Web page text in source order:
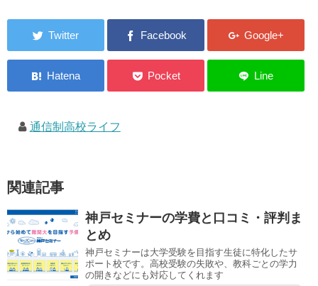
通信制高校ライフ
関連記事
神戸セミナーの学費と口コミ・評判ま
とめ
神戸セミナーは大学受験を目指す生徒に特化したサ
ポート校です。高校受験の失敗や、教科ごとの学力
の開きなどにも対応してくれます